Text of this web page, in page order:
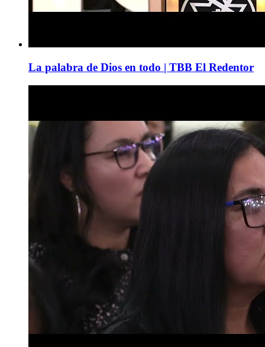
La palabra de Dios en todo | TBB El Redentor